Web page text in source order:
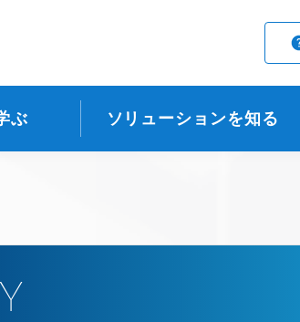
ぶ ソリューションを知る